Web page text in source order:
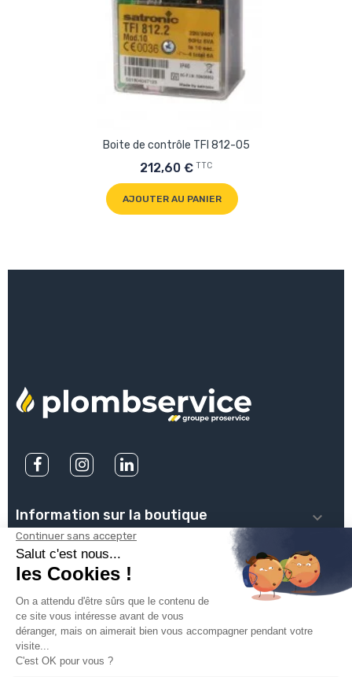
Boite de contrôle TFI 812-05
212,60 € TTC
AJOUTER AU PANIER
Information sur la boutique 
PLOMBSERVICE 
INFOS PRATIQUES 
VOTRE COMPTE 